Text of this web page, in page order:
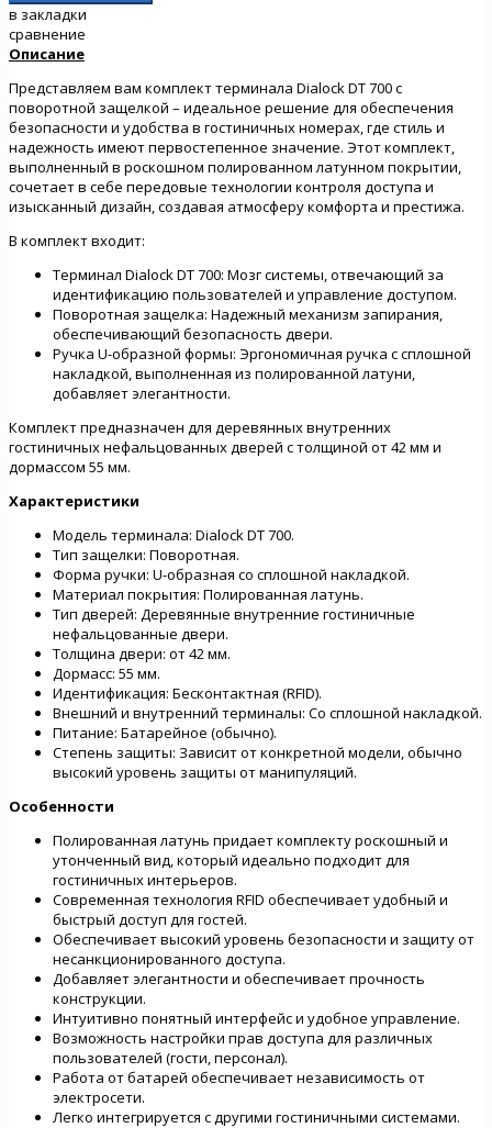
в закладки
сравнение
Описание
Представляем вам комплект терминала Dialock DT 700 с
поворотной защелкой – идеальное решение для обеспечения
безопасности и удобства в гостиничных номерах, где стиль и
надежность имеют первостепенное значение. Этот комплект,
выполненный в роскошном полированном латунном покрытии,
сочетает в себе передовые технологии контроля доступа и
изысканный дизайн, создавая атмосферу комфорта и престижа.
В комплект входит:
Терминал Dialock DT 700: Мозг системы, отвечающий за
идентификацию пользователей и управление доступом.
Поворотная защелка: Надежный механизм запирания,
обеспечивающий безопасность двери.
Ручка U-образной формы: Эргономичная ручка с сплошной
накладкой, выполненная из полированной латуни,
добавляет элегантности.
Комплект предназначен для деревянных внутренних
гостиничных нефальцованных дверей с толщиной от 42 мм и
дормассом 55 мм.
Характеристики
Модель терминала: Dialock DT 700.
Тип защелки: Поворотная.
Форма ручки: U-образная со сплошной накладкой.
Материал покрытия: Полированная латунь.
Тип дверей: Деревянные внутренние гостиничные
нефальцованные двери.
Толщина двери: от 42 мм.
Дормасс: 55 мм.
Идентификация: Бесконтактная (RFID).
Внешний и внутренний терминалы: Со сплошной накладкой.
Питание: Батарейное (обычно).
Степень защиты: Зависит от конкретной модели, обычно
высокий уровень защиты от манипуляций.
Особенности
Полированная латунь придает комплекту роскошный и
утонченный вид, который идеально подходит для
гостиничных интерьеров.
Современная технология RFID обеспечивает удобный и
быстрый доступ для гостей.
Обеспечивает высокий уровень безопасности и защиту от
несанкционированного доступа.
Добавляет элегантности и обеспечивает прочность
конструкции.
Интуитивно понятный интерфейс и удобное управление.
Возможность настройки прав доступа для различных
пользователей (гости, персонал).
Работа от батарей обеспечивает независимость от
электросети.
Легко интегрируется с другими гостиничными системами.